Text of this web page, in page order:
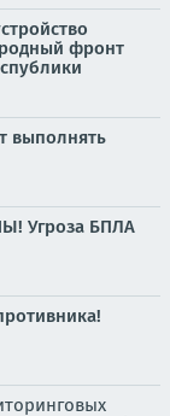
фронт
выполнять
Угроза БПЛА